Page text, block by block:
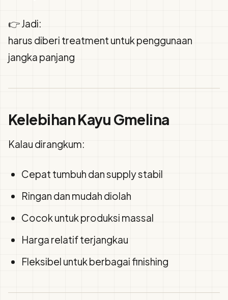
👉 Jadi:
harus diberi treatment untuk penggunaan
jangka panjang
Kelebihan Kayu Gmelina
Kalau dirangkum:
Cepat tumbuh dan supply stabil
Ringan dan mudah diolah
Cocok untuk produksi massal
Harga relatif terjangkau
Fleksibel untuk berbagai finishing